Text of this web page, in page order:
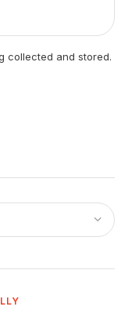
collected and stored.